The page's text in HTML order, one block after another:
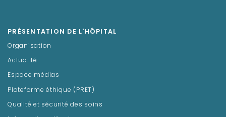
PRÉSENTATION DE L'HÔPITAL
Organisation
Actualité
Espace médias
Plateforme éthique (PRET)
Qualité et sécurité des soins